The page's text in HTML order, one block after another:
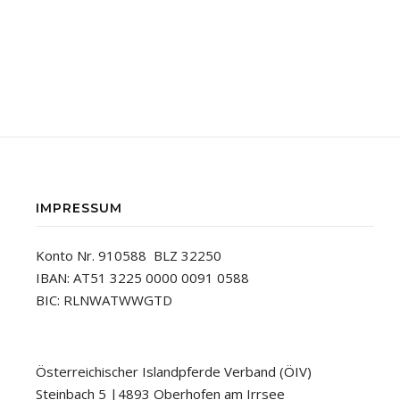
IMPRESSUM
Konto Nr. 910588 BLZ 32250
IBAN: AT51 3225 0000 0091 0588
BIC: RLNWATWWGTD
Österreichischer Islandpferde Verband (ÖIV)
Steinbach 5 |4893 Oberhofen am Irrsee